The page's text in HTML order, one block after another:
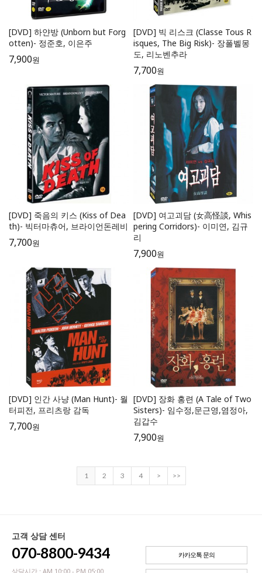
[DVD] 하얀방 (Unborn but Forg
otten)- 정준호, 이은주
7,900원
[DVD] 빅 리스크 (Classe Tous R
isques, The Big Risk)- 장폴벨몽
도, 리노벤추라
7,700원
[DVD] 죽음의 키스 (Kiss of Dea
th)- 빅터마츄어, 브라이언돈레비
7,700원
[DVD] 여고괴담 (女高怪談, Whis
pering Corridors)- 이미연, 김규
리
7,900원
[DVD] 인간 사냥 (Man Hunt)- 월
터피전, 프리츠랑 감독
7,700원
[DVD] 장화 홍련 (A Tale of Two
Sisters)- 임수정,문근영,염정아,
김갑수
7,900원
1 2 3 4 > >>
고객 상담 센터
070-8800-9434
상담시간 : AM 10:00 - PM 05:00
카카오톡 문의